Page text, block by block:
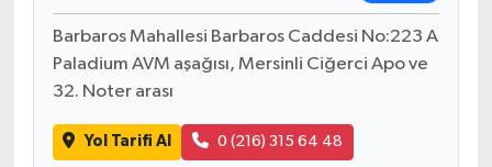
Barbaros Mahallesi Barbaros Caddesi No:223 A
Paladium AVM aşağısı, Mersinli Ciğerci Apo ve
32. Noter arası
Yol Tarifi Al 0 (216) 315 64 48